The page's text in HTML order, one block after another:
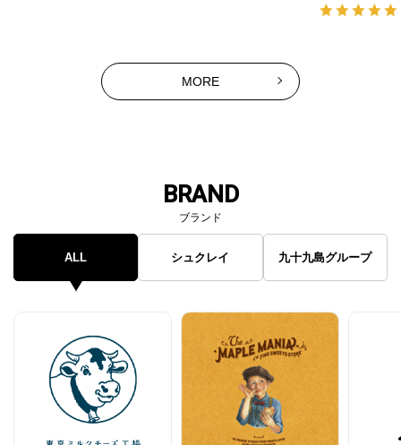
MORE
BRAND
ブランド
ALL シュクレイ 九十九島グループ